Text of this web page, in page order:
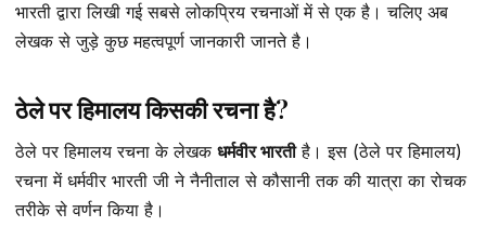
भारती द्वारा लिखी गई सबसे लोकप्रिय रचनाओं में से एक है। चलिए अब
लेखक से जुड़े कुछ महत्वपूर्ण जानकारी जानते है।
ठेले पर हिमालय किसकी रचना है?
ठेले पर हिमालय रचना के लेखक धर्मवीर भारतीहै। इस (ठेले पर हिमालय)
रचना में धर्मवीर भारती जी ने नैनीताल से कौसानी तक की यात्रा का रोचक
तरीके से वर्णन किया है।